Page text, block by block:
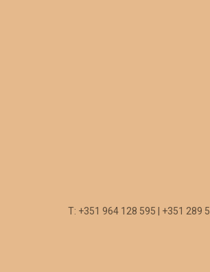
T: +351 964 128 595 | +351 289